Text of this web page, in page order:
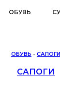
ОБУВЬ
ОБУВЬ - САПОГИ
САПОГИ